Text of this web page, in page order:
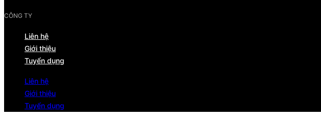
CÔNG TY
Liên hệ
Giới thiệu
Tuyển dụng
Liên hệ
Giới thiệu
Tuyển dụng